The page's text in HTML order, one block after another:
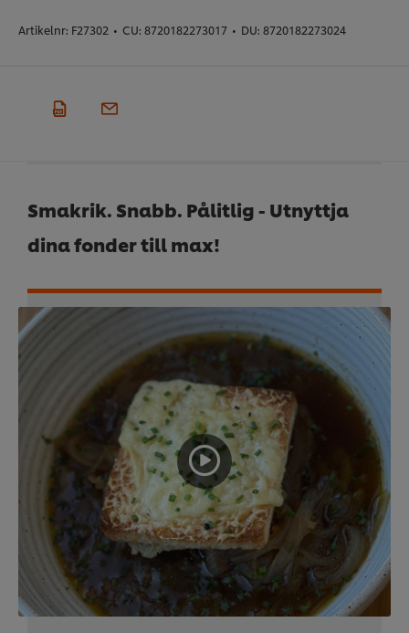
Artikelnr: F27302 • CU: 8720182273017 • DU: 8720182273024
Smakrik. Snabb. Pålitlig - Utnyttja
dina fonder till max!